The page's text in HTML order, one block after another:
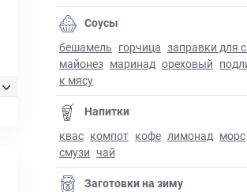
Соусы
бешамель горчица заправки для
майонез маринад ореховый
к мясу
Напитки
квас компот кофе лимонад морс
смузи чай
Заготовки на зиму